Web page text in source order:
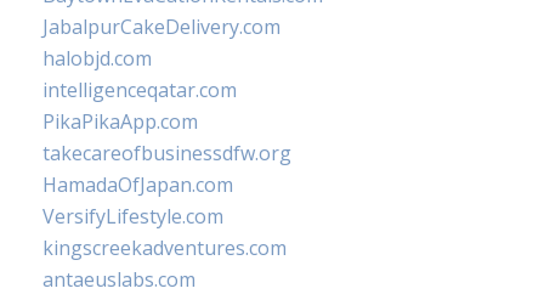
JabalpurCakeDelivery.com
halobjd.com
intelligenceqatar.com
PikaPikaApp.com
takecareofbusinessdfw.org
HamadaOfJapan.com
VersifyLifestyle.com
kingscreekadventures.com
antaeuslabs.com